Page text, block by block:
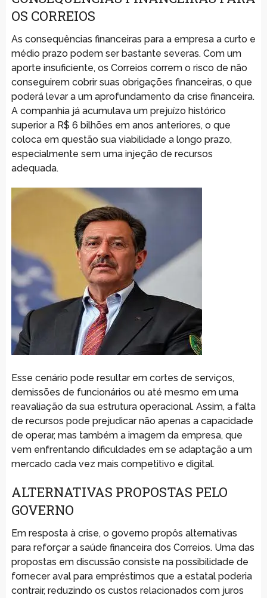
OS CORREIOS
As consequências financeiras para a empresa a curto e
médio prazo podem ser bastante severas. Com um
aporte insuficiente, os Correios correm o risco de não
conseguirem cobrir suas obrigações financeiras, o que
poderá levar a um aprofundamento da crise financeira.
A companhia já acumulava um prejuízo histórico
superior a R$ 6 bilhões em anos anteriores, o que
coloca em questão sua viabilidade a longo prazo,
especialmente sem uma injeção de recursos
adequada.
Esse cenário pode resultar em cortes de serviços,
demissões de funcionários ou até mesmo em uma
reavaliação da sua estrutura operacional. Assim, a falta
de recursos pode prejudicar não apenas a capacidade
de operar, mas também a imagem da empresa, que
vem enfrentando dificuldades em se adaptação a um
mercado cada vez mais competitivo e digital.
ALTERNATIVAS PROPOSTAS PELO
GOVERNO
Em resposta à crise, o governo propôs alternativas
para reforçar a saúde financeira dos Correios. Uma das
propostas em discussão consiste na possibilidade de
fornecer aval para empréstimos que a estatal poderia
contrair, reduzindo os custos relacionados com juros